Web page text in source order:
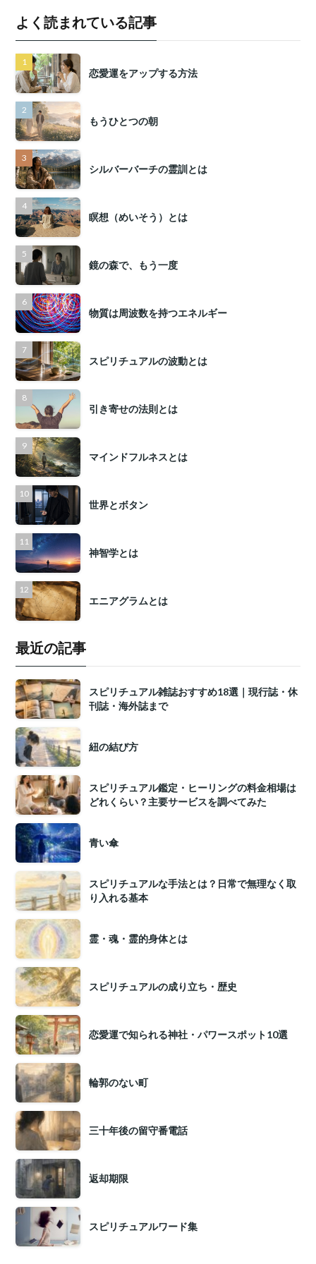
よく読まれている記事
恋愛運をアップする方法
もうひとつの朝
シルバーバーチの霊訓とは
瞑想（めいそう）とは
鏡の森で、もう一度
物質は周波数を持つエネルギー
スピリチュアルの波動とは
引き寄せの法則とは
マインドフルネスとは
世界とボタン
神智学とは
エニアグラムとは
最近の記事
スピリチュアル雑誌おすすめ18選｜現行誌・休
刊誌・海外誌まで
紐の結び方
スピリチュアル鑑定・ヒーリングの料金相場は
どれくらい？主要サービスを調べてみた
青い傘
スピリチュアルな手法とは？日常で無理なく取
り入れる基本
霊・魂・霊的身体とは
スピリチュアルの成り立ち・歴史
恋愛運で知られる神社・パワースポット10選
輪郭のない町
三十年後の留守番電話
返却期限
スピリチュアルワード集